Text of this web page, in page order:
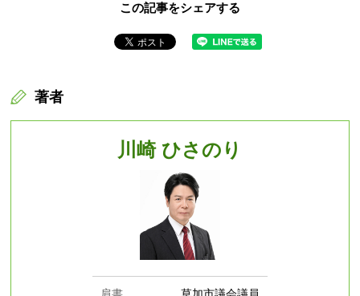
この記事をシェアする
著者
川崎 ひさのり
肩書 草加市議会議員